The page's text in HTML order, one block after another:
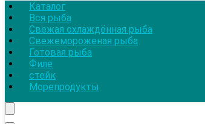
Каталог
Вся рыба
Свежая охлаждённая рыба
Свежемороженая рыба
Готовая рыба
Филе
стейк
Морепродукты